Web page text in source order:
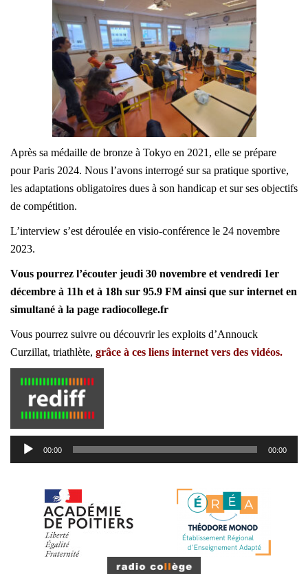
Après sa médaille de bronze à Tokyo en 2021, elle se prépare
pour Paris 2024. Nous l’avons interrogé sur sa pratique sportive,
les adaptations obligatoires dues à son handicap et sur ses objectifs
de compétition.
L’interview s’est déroulée en visio-conférence le 24 novembre
2023.
Vous pourrez l’écouter jeudi 30 novembre et vendredi 1er
décembre à 11h et à 18h sur 95.9 FM ainsi que sur internet en
simultané à la page radiocollege.fr
Vous pourrez suivre ou découvrir les exploits d’Annouck
Curzillat, triathlète, grâce à ces liens internet vers des vidéos.
Lecteur
audio
00:00 00:00